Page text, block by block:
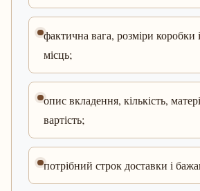
фактична вага, розміри коробки і
місць;
опис вкладення, кількість,
вартість;
потрібний строк доставки і